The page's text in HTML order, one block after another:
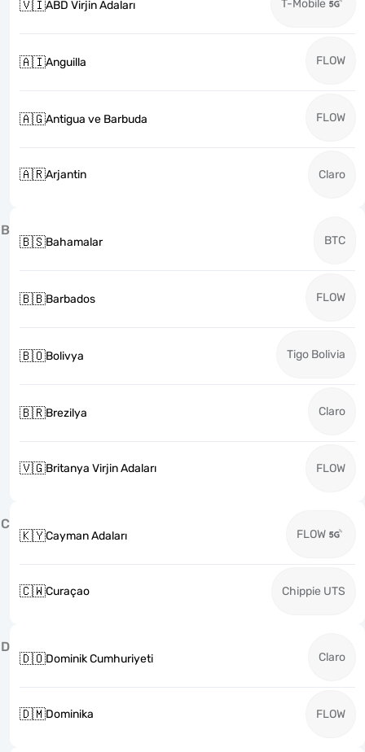
🇻🇮ABD Virjin Adaları T-Mobile
🇦🇮Anguilla FLOW
🇦🇬Antigua ve Barbuda FLOW
🇦🇷Arjantin Claro
B
🇧🇸Bahamalar BTC
🇧🇧Barbados FLOW
🇧🇴Bolivya Tigo Bolivia
🇧🇷Brezilya Claro
🇻🇬Britanya Virjin Adaları FLOW
C
🇰🇾Cayman Adaları FLOW
🇨🇼Curaçao Chippie UTS
D
🇩🇴Dominik Cumhuriyeti Claro
🇩🇲Dominika FLOW